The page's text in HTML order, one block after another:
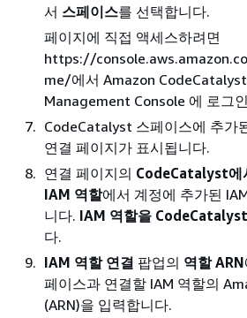
서 스페이스를 선택합니다.
페이지에 직접 액세스하려면
https://
me/에서 Amazon CodeCatalyst
Management Console 에 로그
CodeCatalyst 스페이스에 추가
연결 페이지가 표시됩니다.
연결 페이지의 CodeCatalyst에
IAM 역할에서 계정에 추가된
니다. IAM 역할을
다.
IAM 역할 연결 팝업의 역할 ARN
페이스과 연결할 IAM 역할의
(ARN)을 입력합니다.